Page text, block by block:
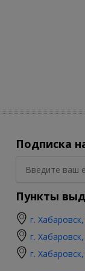
Подписка
Пункты
г.
г.
г.